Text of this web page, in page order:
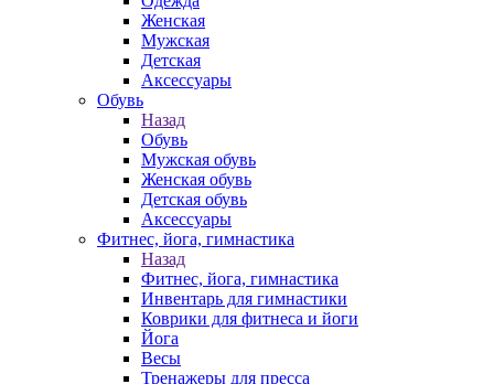
Женская
Мужская
Детская
Аксессуары
Обувь
Назад
Обувь
Мужская обувь
Женская обувь
Детская обувь
Аксессуары
Фитнес, йога, гимнастика
Назад
Фитнес, йога, гимнастика
Инвентарь для гимнастики
Коврики для фитнеса и йоги
Йога
Весы
Тренажеры для пресса